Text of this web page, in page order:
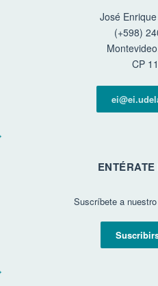
José
(+598)
CP
Suscríbete a